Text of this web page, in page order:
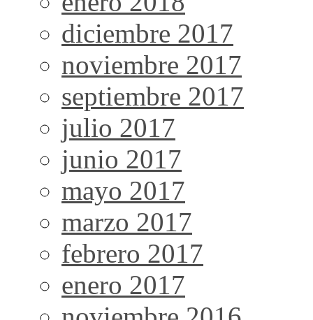
diciembre 2017
noviembre 2017
septiembre 2017
julio 2017
junio 2017
mayo 2017
marzo 2017
febrero 2017
enero 2017